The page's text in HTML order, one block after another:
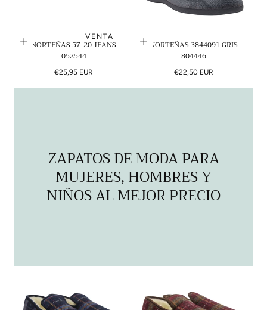
VENTA
NORTEÑAS 57-20 JEANS
052544
Precio
€25,95 EUR
NORTEÑAS 3844091 GRIS
804446
Precio
€22,50 EUR
ZAPATOS DE MODA PARA
MUJERES, HOMBRES Y
NIÑOS AL MEJOR PRECIO